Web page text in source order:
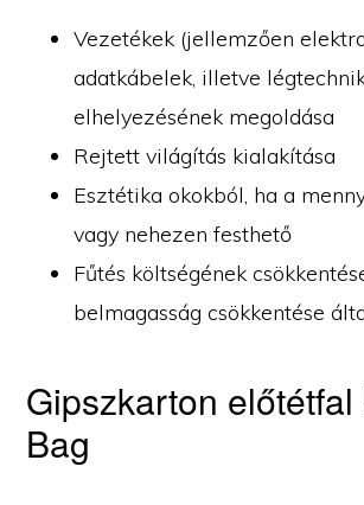
Vezetékek (jellemzően
adatkábelek, illetve
elhelyezésének megoldása
Rejtett világítás kialakítása
Esztétika okokból, ha a
vagy nehezen festhető
Fűtés költségének
belmagasság csökkentése
Gipszkarton
Bag